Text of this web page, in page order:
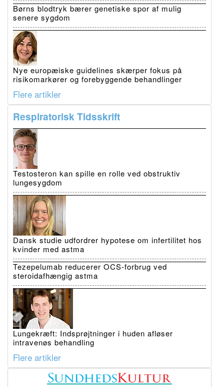
Børns blodtryk bærer genetiske spor af mulig
senere sygdom
Nye europæiske guidelines skærper fokus på
risikomarkører og forebyggende behandlinger
Flere artikler
Respiratorisk Tidsskrift
Testosteron kan spille en rolle ved obstruktiv
lungesygdom
Dansk studie udfordrer hypotese om infertilitet hos
kvinder med astma
Tezepelumab reducerer OCS-forbrug ved
steroidafhængig astma
Lungekræft: Indsprøjtninger i huden afløser
intravenøs behandling
Flere artikler